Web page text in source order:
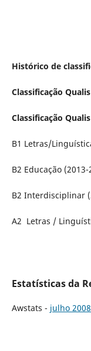
Histórico de
Classificação
Classificação
B1 Letras/
B2 Educação (2013-
B2 Interdisciplinar
A2 Letras /
Estatísticas da
Awstats - julho